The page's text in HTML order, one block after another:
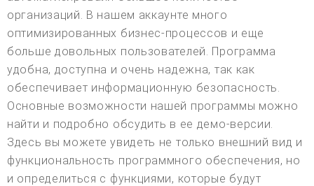
организаций. В нашем аккаунте много
оптимизированных бизнес-процессов и еще
больше довольных пользователей. Программа
удобна, доступна и очень надежна, так как
обеспечивает информационную безопасность.
Основные возможности нашей программы можно
найти и подробно обсудить в ее демо-версии.
Здесь вы можете увидеть не только внешний вид и
функциональность программного обеспечения, но
и определиться с функциями, которые будут